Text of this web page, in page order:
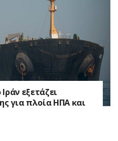
εξετάζει
για πλοία ΗΠΑ και